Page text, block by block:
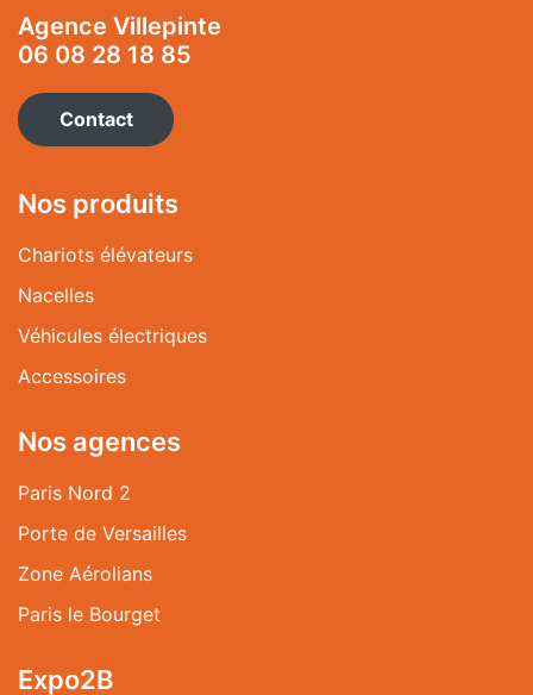
Agence Villepinte
06 08 28 18 85
Contact
Nos produits
Chariots élévateurs
Nacelles
Véhicules électriques
Accessoires
Nos agences
Paris Nord 2
Porte de Versailles
Zone Aérolians
Paris le Bourget
Expo2B